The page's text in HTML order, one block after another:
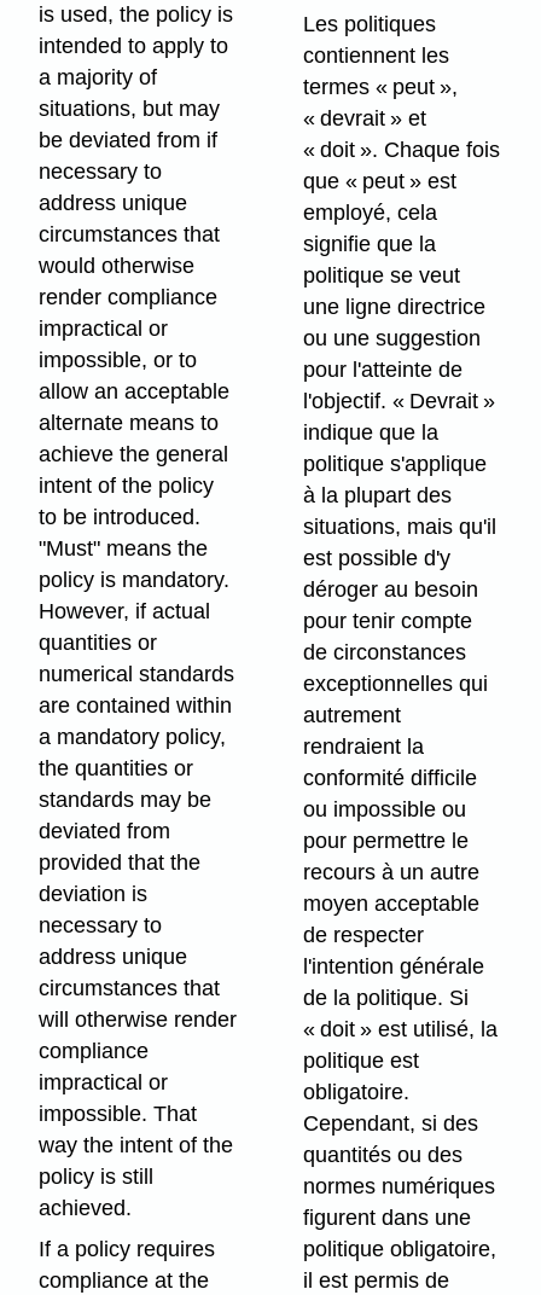
is used, the policy is
intended to apply to
a majority of
situations, but may
be deviated from if
necessary to
address unique
circumstances that
would otherwise
render compliance
impractical or
impossible, or to
allow an acceptable
alternate means to
achieve the general
intent of the policy
to be introduced.
"Must" means the
policy is mandatory.
However, if actual
quantities or
numerical standards
are contained within
a mandatory policy,
the quantities or
standards may be
deviated from
provided that the
deviation is
necessary to
address unique
circumstances that
will otherwise render
compliance
impractical or
impossible. That
way the intent of the
policy is still
achieved.
If a policy requires
compliance at the
Les politiques
contiennent les
termes « peut »,
« devrait » et
« doit ». Chaque fois
que « peut » est
employé, cela
signifie que la
politique se veut
une ligne directrice
ou une suggestion
pour l'atteinte de
l'objectif. « Devrait »
indique que la
politique s'applique
à la plupart des
situations, mais qu'il
est possible d'y
déroger au besoin
pour tenir compte
de circonstances
exceptionnelles qui
autrement
rendraient la
conformité difficile
ou impossible ou
pour permettre le
recours à un autre
moyen acceptable
de respecter
l'intention générale
de la politique. Si
« doit » est utilisé, la
politique est
obligatoire.
Cependant, si des
quantités ou des
normes numériques
figurent dans une
politique obligatoire,
il est permis de